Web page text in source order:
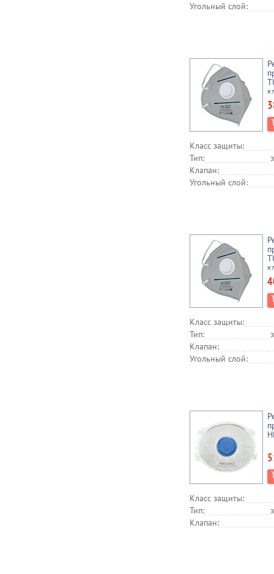
Угольный слой:
Класс защиты:
Тип:
Клапан:
Угольный слой:
Класс защиты:
Тип:
Клапан:
Угольный слой:
Класс защиты:
Тип:
Клапан: